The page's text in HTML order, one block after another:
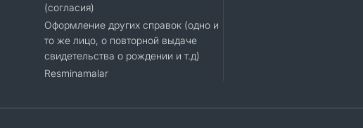
(согласия)
Оформление других справок (одно и
то же лицо, о повторной выдаче
свидетельства о рождении и т.д)
Resminamalar